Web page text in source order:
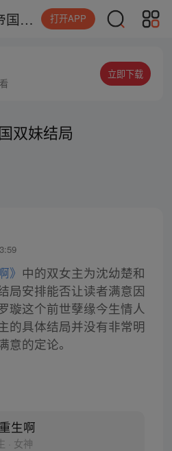
我真没想重生啊帝国双妹结局 打开APP
立即下载
双妹结局
》 中的双女主为沈幼楚和
局安排能否让读者满意因
璇这个前世孽缘今生情人
的具体结局并没有非常明
意的定论。
生啊
· 女神